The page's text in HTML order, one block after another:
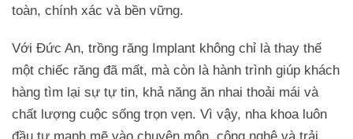
toàn, chính xác và bền vững.
Với Đức An, trồng răng Implant không chỉ là thay thế
một chiếc răng đã mất, mà còn là hành trình giúp khách
hàng tìm lại sự tự tin, khả năng ăn nhai thoải mái và
chất lượng cuộc sống trọn vẹn. Vì vậy, nha khoa luôn
đầu tư mạnh mẽ vào chuyên môn, công nghệ và trải